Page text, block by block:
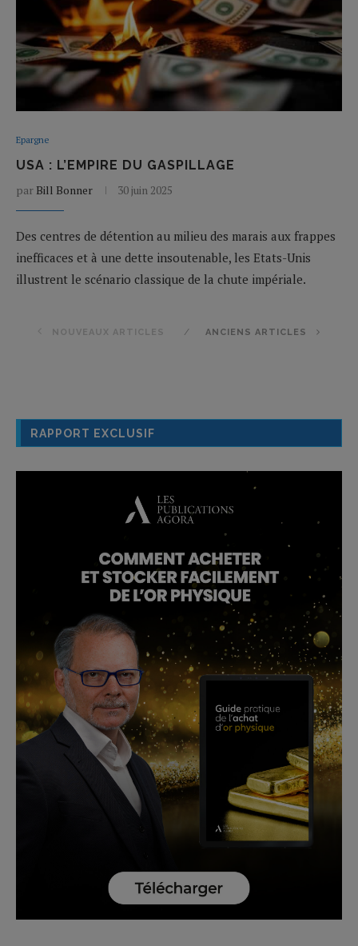
Epargne
USA : L’EMPIRE DU GASPILLAGE
par Bill Bonner 30 juin 2025
Des centres de détention au milieu des marais aux frappes
inefficaces et à une dette insoutenable, les Etats-Unis
illustrent le scénario classique de la chute impériale.
NOUVEAUX ARTICLES ANCIENS ARTICLES
RAPPORT EXCLUSIF